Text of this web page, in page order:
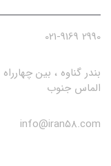
2990 021-9169
الماس جنوب
info@iran58.com